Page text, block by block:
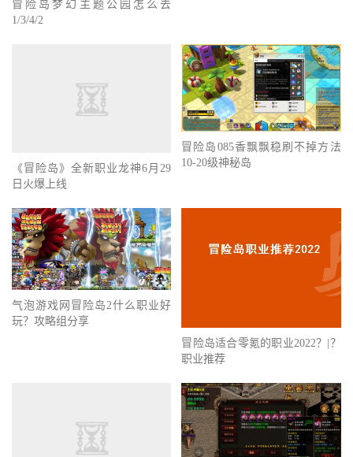
冒险岛梦幻主题公园怎么去
1/3/4/2
《冒险岛》全新职业龙神6月29
日火爆上线
冒险岛085香飘飘稳刷不掉方法
10-20级神秘岛
气泡游戏网冒险岛2什么职业好
玩？攻略组分享
冒险岛适合零氪的职业2022？|？
职业推荐